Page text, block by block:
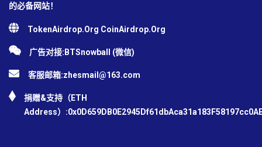
的必备网站！
TokenAirdrop.Org CoinAirdrop.Org
广告对接:BTSnowball (微信)
客服邮箱:zhesmail@163.com
捐赠&支持（ETH
Address）